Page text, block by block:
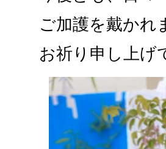
ご加護を戴かれ
お祈り申し上げ